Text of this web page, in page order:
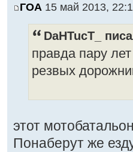
ГОА 15 май 2013,
DaHTucT_
правда пару
резвых
этот
Понаберут же